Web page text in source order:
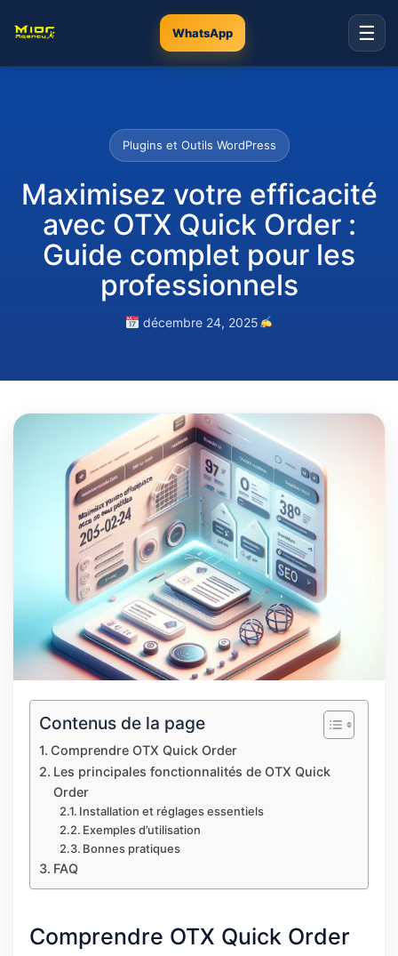
WhatsApp ☰
Plugins et Outils WordPress
Maximisez votre efficacité
avec OTX Quick Order :
Guide complet pour les
professionnels
décembre 24, 2025
Contenus de la page
Comprendre OTX Quick Order
Les principales fonctionnalités de OTX Quick
Order
Installation et réglages essentiels
Exemples d’utilisation
Bonnes pratiques
FAQ
Comprendre OTX Quick Order